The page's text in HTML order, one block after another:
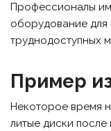
Профессионалы
оборудование для
труднодоступных
Пример
Некоторое время
литые диски после